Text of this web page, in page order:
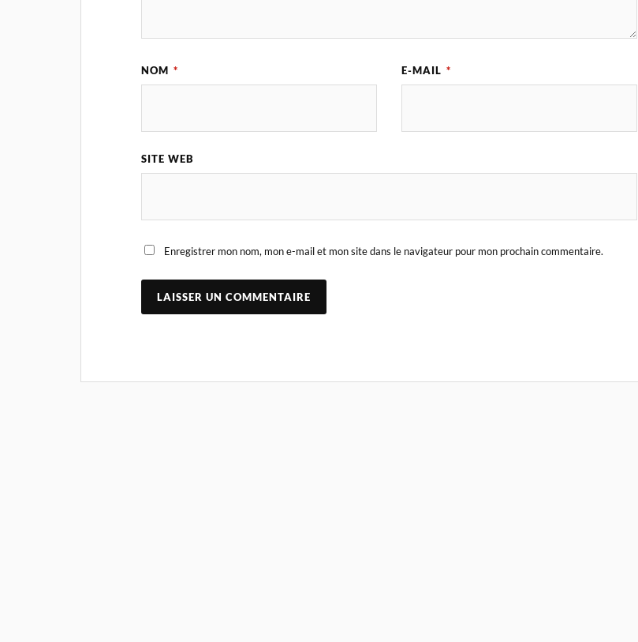
NOM * E-MAIL *
SITE WEB
Enregistrer mon nom, mon e-mail et mon site dans le navigateur pour mon prochain commentaire.